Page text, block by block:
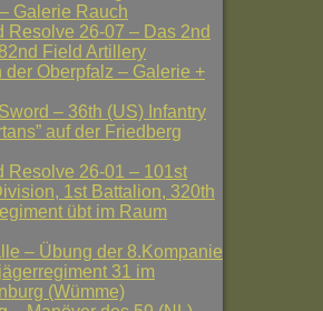
Galerie Rauch
Resolve 26-07 – Das 2nd
Field Artillery
der Oberpfalz – Galerie +
– 36th (US) Infantry
auf der Friedberg
Resolve 26-01 – 101st
1st Battalion, 320th
übt im Raum
– Übung der 8.Kompanie
31 im
(Wümme)